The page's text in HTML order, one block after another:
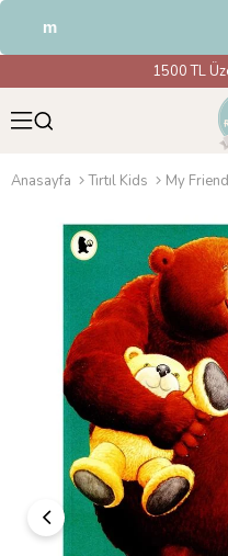
1500 TL
Anasayfa Tırtıl Kids My